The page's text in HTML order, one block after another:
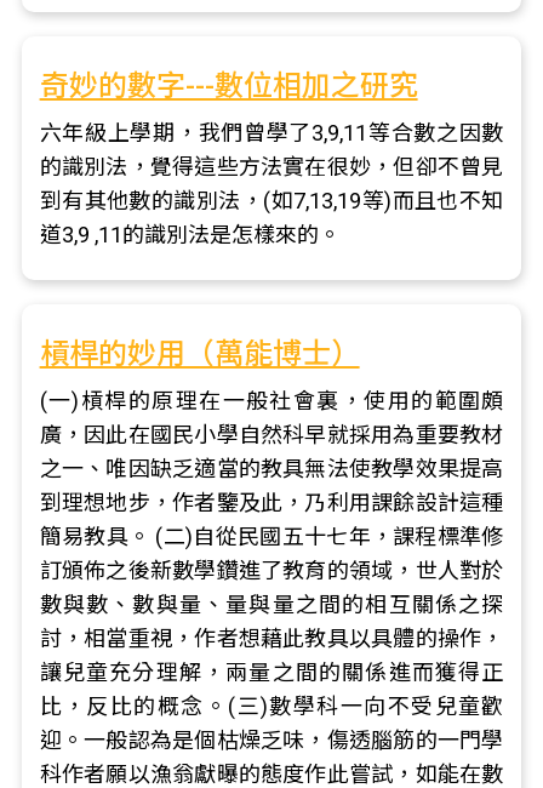
奇妙的數字---數位相加之研究
六年級上學期，我們曾學了3,9,11等合數之因數
的識別法，覺得這些方法實在很妙，但卻不曾見
到有其他數的識別法，(如7,13,19等)而且也不知
道3,9 ,11的識別法是怎樣來的。
槓桿的妙用（萬能博士）
(一)槓桿的原理在一般社會裏，使用的範圍頗
廣，因此在國民小學自然科早就採用為重要教材
之一、唯因缺乏適當的教具無法使教學效果提高
到理想地步，作者鑒及此，乃利用課餘設計這種
簡易教具。 (二)自從民國五十七年，課程標準修
訂頒佈之後新數學鑽進了教育的領域，世人對於
數與數、數與量、量與量之間的相互關係之探
討，相當重視，作者想藉此教具以具體的操作，
讓兒童充分理解，兩量之間的關係進而獲得正
比，反比的概念。(三)數學科一向不受兒童歡
迎。一般認為是個枯燥乏味，傷透腦筋的一門學
科作者願以漁翁獻曝的態度作此嘗試，如能在數